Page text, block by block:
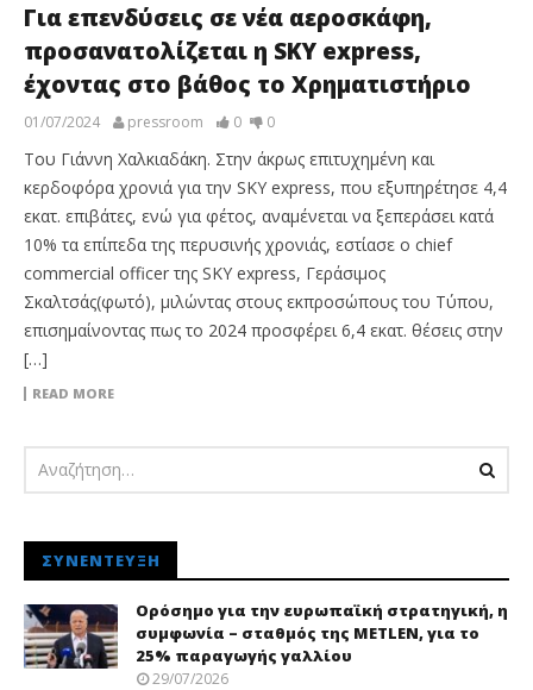
Για επενδύσεις σε νέα αεροσκάφη,
προσανατολίζεται η SKY express,
έχοντας στο βάθος το Χρηματιστήριο
01/07/2024 pressroom 0 0
Του Γιάννη Χαλκιαδάκη. Στην άκρως επιτυχημένη και
κερδοφόρα χρονιά για την SKY express, που εξυπηρέτησε 4,4
εκατ. επιβάτες, ενώ για φέτος, αναμένεται να ξεπεράσει κατά
10% τα επίπεδα της περυσινής χρονιάς, εστίασε ο chief
commercial officer της SKY express, Γεράσιμος
Σκαλτσάς(φωτό), μιλώντας στους εκπροσώπους του Τύπου,
επισημαίνοντας πως το 2024 προσφέρει 6,4 εκατ. θέσεις στην
[…]
READ MORE
ΣΥΝΈΝΤΕΥΞΗ
Ορόσημο για την ευρωπαϊκή στρατηγική, η
συμφωνία – σταθμός της METLEN, για το
25% παραγωγής γαλλίου
29/07/2026